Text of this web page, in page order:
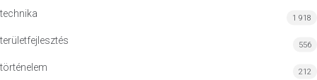
technika 1 918
területfejlesztés 556
történelem 212